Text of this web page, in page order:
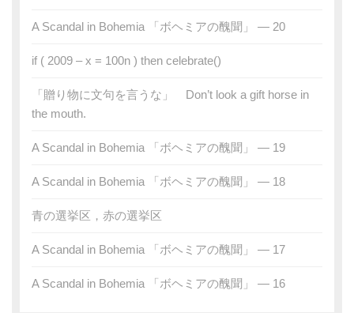
A Scandal in Bohemia 「ボヘミアの醜聞」 — 20
if ( 2009 – x = 100n ) then celebrate()
「贈り物に文句を言うな」 Don’t look a gift horse in
the mouth.
A Scandal in Bohemia 「ボヘミアの醜聞」 — 19
A Scandal in Bohemia 「ボヘミアの醜聞」 — 18
青の選挙区，赤の選挙区
A Scandal in Bohemia 「ボヘミアの醜聞」 — 17
A Scandal in Bohemia 「ボヘミアの醜聞」 — 16